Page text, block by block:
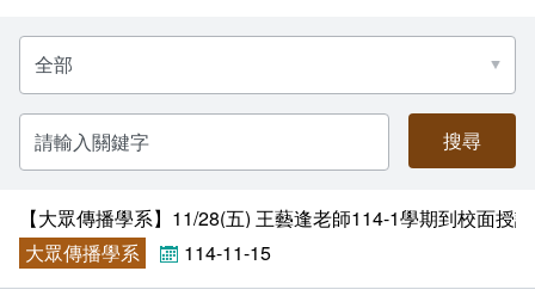
連絡系辦
諮詢信箱
課程資訊
授課大綱
教材資訊
課程地圖
課程地圖主頁
互動服務
檔案下載
活動花絮
系學會
學會幹部
組織章程
回空大首頁
分
類
名
稱
請
輸
入
關
字【大眾傳播學系】11/28(五) 王藝逢老師114-1學期到校面授
大眾傳播學系
114-11-15